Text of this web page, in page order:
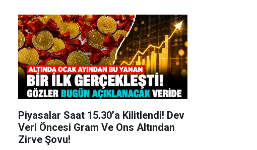
Piyasalar Saat 15.30’a Kilitlendi! Dev
Veri Öncesi Gram Ve Ons Altından
Zirve Şovu!